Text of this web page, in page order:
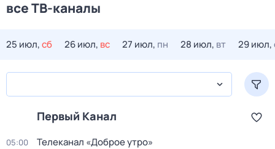
все ТВ-каналы
25 июл,сб 26 июл, вс 27 июл, пн 28 июл, вт 29 июл,
Первый Канал
05:00 Телеканал «Доброе утро»